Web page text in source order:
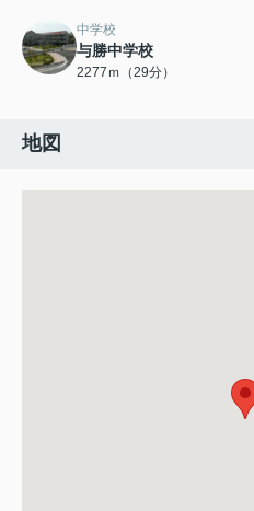
中学校
与勝中学校
2277ｍ（29分）
地図